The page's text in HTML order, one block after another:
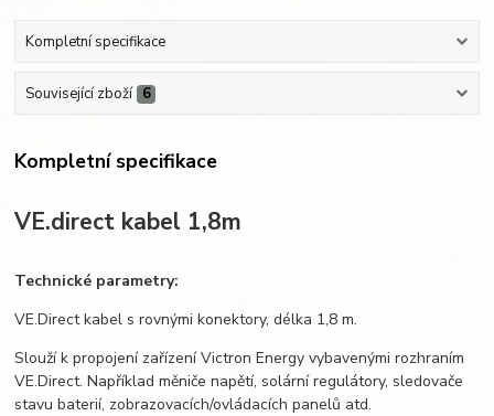
Kompletní specifikace
Související zboží 6
Kompletní specifikace
VE.direct kabel 1,8m
Technické parametry:
VE.Direct kabel s rovnými konektory, délka 1,8 m.
Slouží k propojení zařízení Victron Energy vybavenými rozhraním
VE.Direct. Například měniče napětí, solární regulátory, sledovače
stavu baterií, zobrazovacích/ovládacích panelů atd.